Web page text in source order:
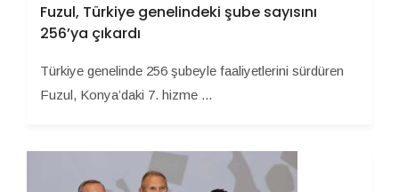
Fuzul, Türkiye genelindeki şube sayısını
256’ya çıkardı
Türkiye genelinde 256 şubeyle faaliyetlerini sürdüren
Fuzul, Konya’daki 7. hizme ...